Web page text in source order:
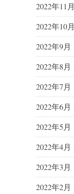
2022年11月
2022年10月
2022年9月
2022年8月
2022年7月
2022年6月
2022年5月
2022年4月
2022年3月
2022年2月